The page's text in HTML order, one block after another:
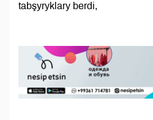
tabşyryklary berdi,